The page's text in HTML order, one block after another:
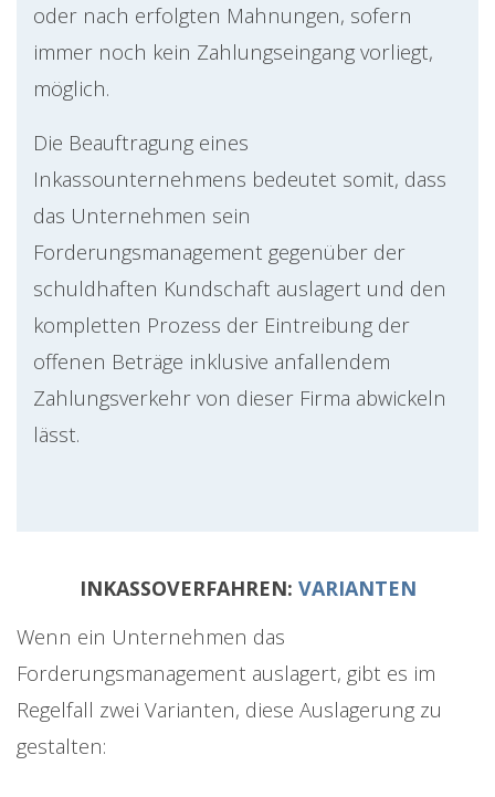
oder nach erfolgten Mahnungen, sofern
immer noch kein Zahlungseingang vorliegt,
möglich.
Die Beauftragung eines
Inkassounternehmens bedeutet somit, dass
das Unternehmen sein
Forderungsmanagement gegenüber der
schuldhaften Kundschaft auslagert und den
kompletten Prozess der Eintreibung der
offenen Beträge inklusive anfallendem
Zahlungsverkehr von dieser Firma abwickeln
lässt.
INKASSOVERFAHREN: VARIANTEN
Wenn ein Unternehmen das
Forderungsmanagement auslagert, gibt es im
Regelfall zwei Varianten, diese Auslagerung zu
gestalten: